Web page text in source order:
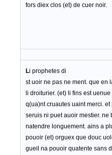
fors diex clos (et) de cuer noir.
Li prophetes di
st uoir ne pas ne ment. que en
li droiturier. (et) li fins est
q(ua)nt cruautes uaint merci.
seruis ni puet auoir mestier. ne
natendre longuement. ains a
pouoir (et) orguex que douc
gueil na pouoir quatente sans